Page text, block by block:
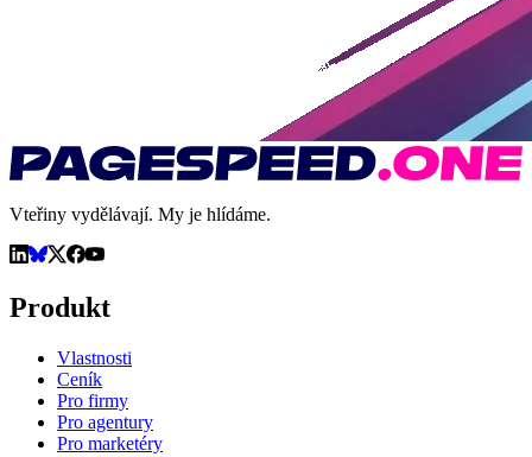
Vteřiny vydělávají. My je hlídáme.
Produkt
Vlastnosti
Ceník
Pro firmy
Pro agentury
Pro marketéry